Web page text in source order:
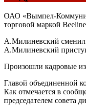
ОАО «Вымпел-
торговой маркой
А.Милиневский сменил
А.Милиневский
Произошли кадровые
Главой объединенной
Как отмечается в
председателем совета